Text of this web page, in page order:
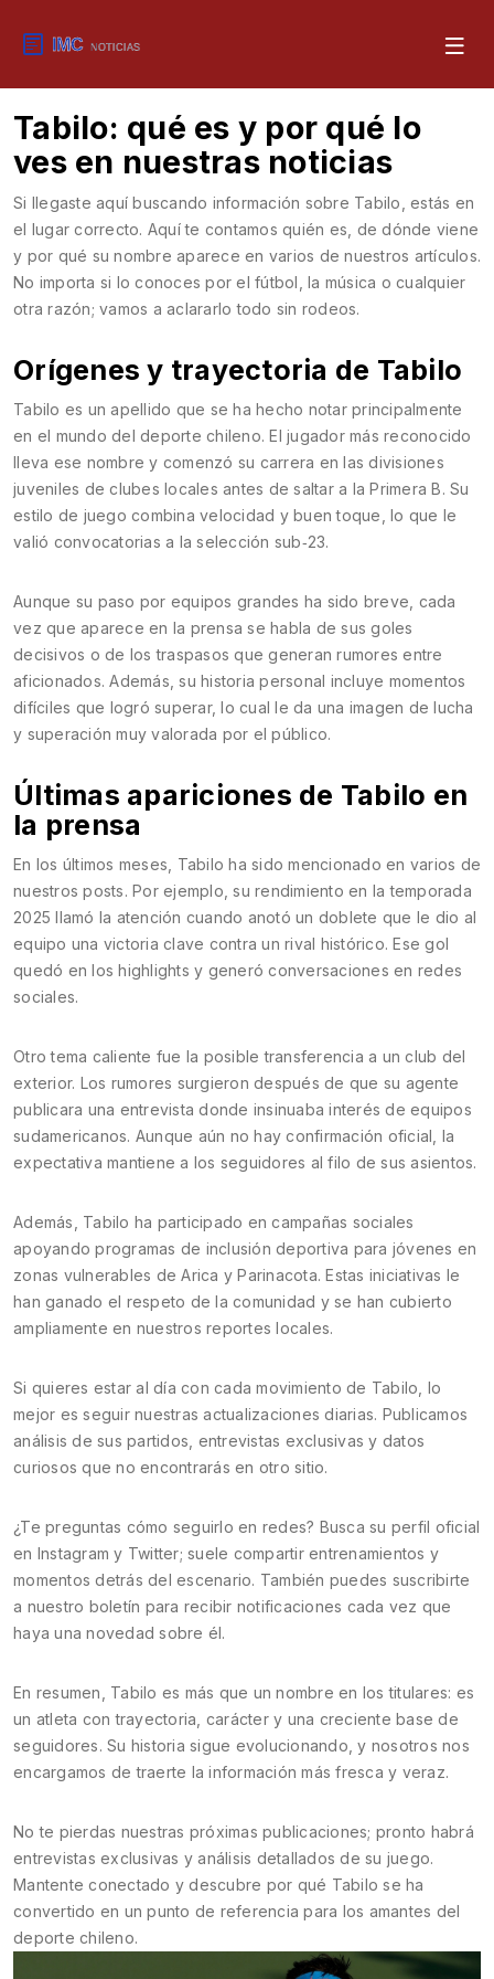
Tabilo: qué es y por qué lo
ves en nuestras noticias
Si llegaste aquí buscando información sobre Tabilo, estás en
el lugar correcto. Aquí te contamos quién es, de dónde viene
y por qué su nombre aparece en varios de nuestros artículos.
No importa si lo conoces por el fútbol, la música o cualquier
otra razón; vamos a aclararlo todo sin rodeos.
Orígenes y trayectoria de Tabilo
Tabilo es un apellido que se ha hecho notar principalmente
en el mundo del deporte chileno. El jugador más reconocido
lleva ese nombre y comenzó su carrera en las divisiones
juveniles de clubes locales antes de saltar a la Primera B. Su
estilo de juego combina velocidad y buen toque, lo que le
valió convocatorias a la selección sub‑23.
Aunque su paso por equipos grandes ha sido breve, cada
vez que aparece en la prensa se habla de sus goles
decisivos o de los traspasos que generan rumores entre
aficionados. Además, su historia personal incluye momentos
difíciles que logró superar, lo cual le da una imagen de lucha
y superación muy valorada por el público.
Últimas apariciones de Tabilo en
la prensa
En los últimos meses, Tabilo ha sido mencionado en varios de
nuestros posts. Por ejemplo, su rendimiento en la temporada
2025 llamó la atención cuando anotó un doblete que le dio al
equipo una victoria clave contra un rival histórico. Ese gol
quedó en los highlights y generó conversaciones en redes
sociales.
Otro tema caliente fue la posible transferencia a un club del
exterior. Los rumores surgieron después de que su agente
publicara una entrevista donde insinuaba interés de equipos
sudamericanos. Aunque aún no hay confirmación oficial, la
expectativa mantiene a los seguidores al filo de sus asientos.
Además, Tabilo ha participado en campañas sociales
apoyando programas de inclusión deportiva para jóvenes en
zonas vulnerables de Arica y Parinacota. Estas iniciativas le
han ganado el respeto de la comunidad y se han cubierto
ampliamente en nuestros reportes locales.
Si quieres estar al día con cada movimiento de Tabilo, lo
mejor es seguir nuestras actualizaciones diarias. Publicamos
análisis de sus partidos, entrevistas exclusivas y datos
curiosos que no encontrarás en otro sitio.
¿Te preguntas cómo seguirlo en redes? Busca su perfil oficial
en Instagram y Twitter; suele compartir entrenamientos y
momentos detrás del escenario. También puedes suscribirte
a nuestro boletín para recibir notificaciones cada vez que
haya una novedad sobre él.
En resumen, Tabilo es más que un nombre en los titulares: es
un atleta con trayectoria, carácter y una creciente base de
seguidores. Su historia sigue evolucionando, y nosotros nos
encargamos de traerte la información más fresca y veraz.
No te pierdas nuestras próximas publicaciones; pronto habrá
entrevistas exclusivas y análisis detallados de su juego.
Mantente conectado y descubre por qué Tabilo se ha
convertido en un punto de referencia para los amantes del
deporte chileno.